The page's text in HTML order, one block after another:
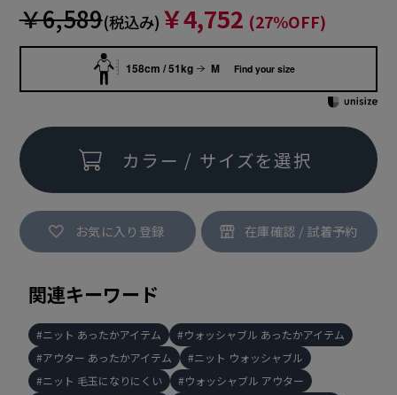
￥6,589(税込み) ￥4,752 (27%OFF)
158cm / 51kg M Find your size
カラー / サイズを選択
お気に入り登録
関連キーワード
ニット あったかアイテム
ウォッシャブル あったかアイテム
アウター あったかアイテム
ニット ウォッシャブル
ニット 毛玉になりにくい
ウォッシャブル アウター